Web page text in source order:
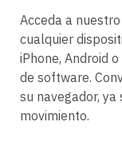
Acceda a
cualquier
iPhone, Android
de software.
su navegador, ya
movimiento.